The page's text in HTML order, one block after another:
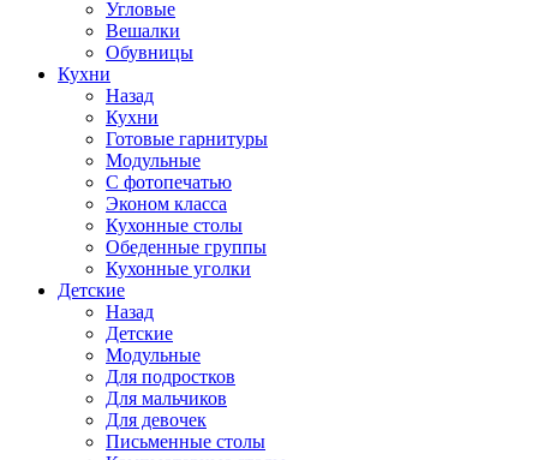
Угловые
Вешалки
Обувницы
Кухни
Назад
Кухни
Готовые гарнитуры
Модульные
С фотопечатью
Эконом класса
Кухонные столы
Обеденные группы
Кухонные уголки
Детские
Назад
Детские
Модульные
Для подростков
Для мальчиков
Для девочек
Письменные столы